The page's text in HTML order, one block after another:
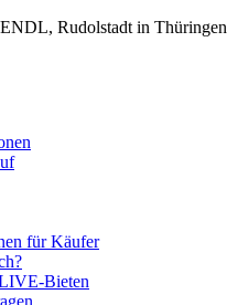
Rudolstadt in Thüringen
für Käufer
Bieten